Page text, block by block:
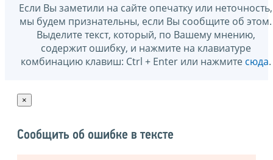
Если Вы заметили на сайте опечатку или неточность,
мы будем признательны, если Вы сообщите об этом.
Выделите текст, который, по Вашему мнению,
содержит ошибку, и нажмите на клавиатуре
комбинацию клавиш: Ctrl + Enter или нажмите сюда.
×
Сообщить об ошибке в тексте